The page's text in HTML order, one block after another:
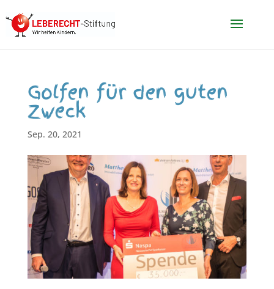
Golfen für den guten
Zweck
Sep. 20, 2021